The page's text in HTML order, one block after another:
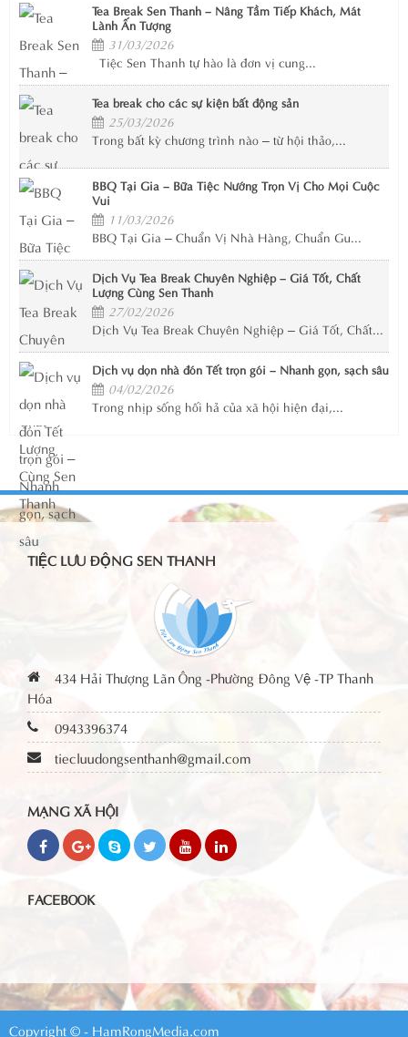
Tea Break Sen Thanh – Nâng Tầm Tiếp Khách, Mát
Lành Ấn Tượng
31/03/2026
Tiệc Sen Thanh tự hào là đơn vị cung...
Tea break cho các sự kiện bất động sản
25/03/2026
Trong bất kỳ chương trình nào – từ hội thảo,...
BBQ Tại Gia – Bữa Tiệc Nướng Trọn Vị Cho Mọi Cuộc
Vui
11/03/2026
BBQ Tại Gia – Chuẩn Vị Nhà Hàng, Chuẩn Gu...
Dịch Vụ Tea Break Chuyên Nghiệp – Giá Tốt, Chất
Lượng Cùng Sen Thanh
27/02/2026
Dịch Vụ Tea Break Chuyên Nghiệp – Giá Tốt, Chất...
Dịch vụ dọn nhà đón Tết trọn gói – Nhanh gọn, sạch sâu
04/02/2026
Trong nhịp sống hối hả của xã hội hiện đại,...
TIỆC LƯU ĐỘNG SEN THANH
434 Hải Thượng Lãn Ông -Phường Đông Vệ -TP Thanh
Hóa
0943396374
tiecluudongsenthanh@gmail.com
MẠNG XÃ HỘI
FACEBOOK
Copyright © - HamRongMedia.com